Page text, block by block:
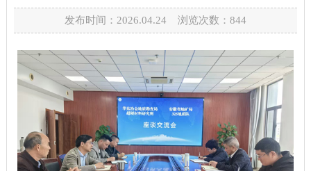
发布时间：2026.04.24 浏览次数： 844